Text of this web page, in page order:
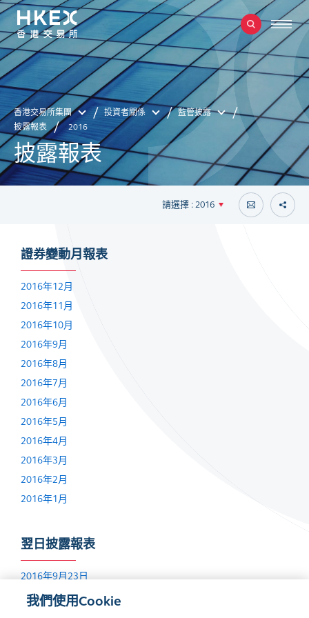
香港交易所集團 投資者關係
監管披露
披露報表
2016
披露報表
請選擇 : 2016
證券變動月報表
2016年12月
2016年11月
2016年10月
2016年9月
2016年8月
2016年7月
2016年6月
2016年5月
2016年4月
2016年3月
2016年2月
2016年1月
翌日披露報表
2016年9月23日
2016年6月2日
我們使用Cookie